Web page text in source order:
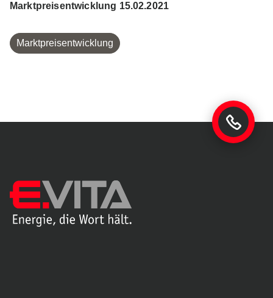
Marktpreisentwicklung 15.02.2021
Marktpreisentwicklung